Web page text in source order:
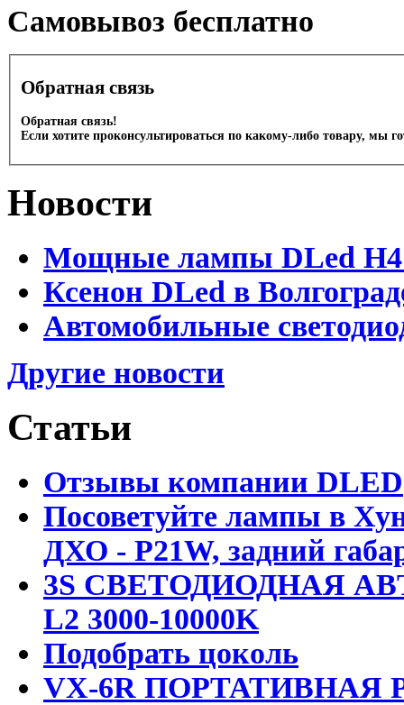
Cамовывоз бесплатно
Обратная связь
Обратная связь!
Если хотите проконсультироваться по какому-либо товару, мы
Новости
Мощные лампы DLed H4
Ксенон DLed в
Автомобильные
Другие новости
Статьи
Отзывы компании DLED
Посоветуйте лампы в
ДХО - P21W, задний
3S СВЕТОДИОДНАЯ
L2 3000-10000K
Подобрать цоколь
VX-6R ПОРТАТИВНАЯ